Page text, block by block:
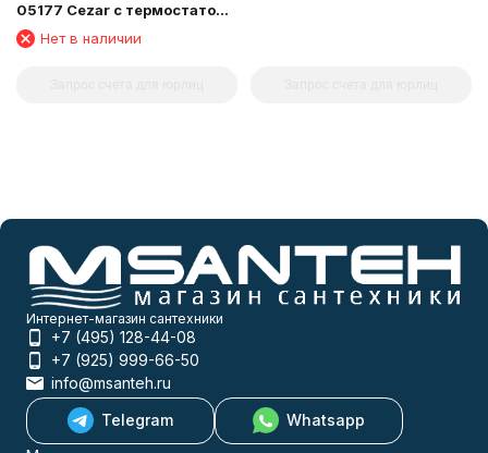
05177 Cezar с термостатом
6282Нет в наличии
Интернет-магазин сантехники
+7 (495) 128-44-08
+7 (925) 999-66-50
info@msanteh.ru
Telegram
Whatsapp